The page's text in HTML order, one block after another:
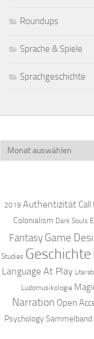
Roundups
Sprache & Spiele
Sprachgeschichte
Archiv
2019 Authentizität
Colonialism Dark Souls
Fantasy Game
Studies Geschichte
Language At Play
Ludomusikologie
Narration Open
PsychologySammelband